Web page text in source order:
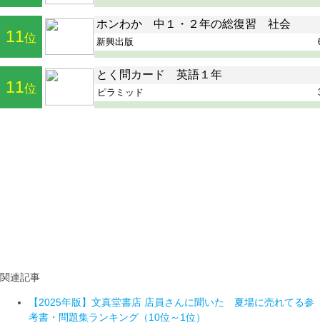
関連記事
【2025年版】文真堂書店 店員さんに聞いた 夏場に売れてる参
考書・問題集ランキング（10位～1位）